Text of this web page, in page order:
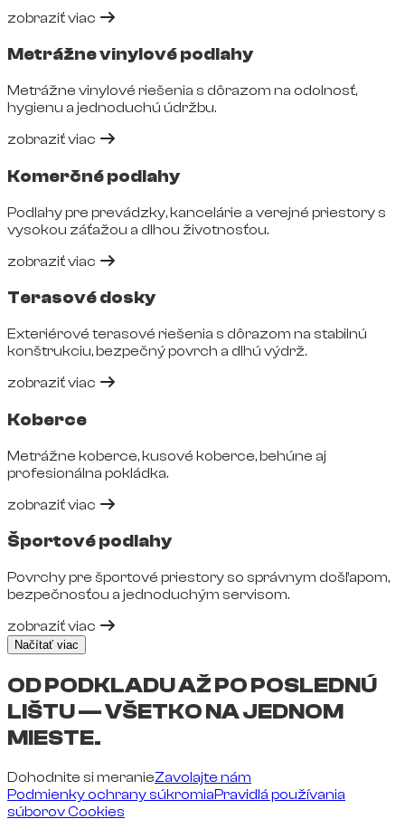
zobraziť viac
Metrážne vinylové podlahy
Metrážne vinylové riešenia s dôrazom na odolnosť,
hygienu a jednoduchú údržbu.
zobraziť viac
Komerčné podlahy
Podlahy pre prevádzky, kancelárie a verejné priestory s
vysokou záťažou a dlhou životnosťou.
zobraziť viac
Terasové dosky
Exteriérové terasové riešenia s dôrazom na stabilnú
konštrukciu, bezpečný povrch a dlhú výdrž.
zobraziť viac
Koberce
Metrážne koberce, kusové koberce, behúne aj
profesionálna pokládka.
zobraziť viac
Športové podlahy
Povrchy pre športové priestory so správnym došľapom,
bezpečnosťou a jednoduchým servisom.
zobraziť viac
Načítať viac
OD PODKLADU AŽ PO POSLEDNÚ
LIŠTU — VŠETKO NA JEDNOM
MIESTE.
Dohodnite si meranieZavolajte nám
Podmienky ochrany súkromiaPravidlá používania
súborov Cookies